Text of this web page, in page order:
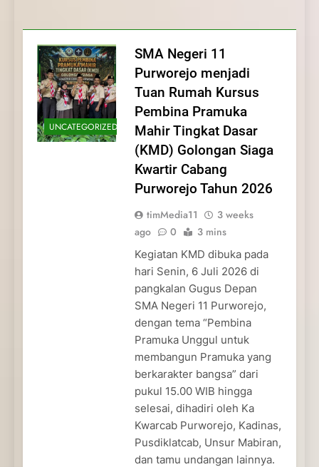
dan Pengabdian Generasi
Pramuka
Pramuka
Kepedulian
UNCATEGORIZED
SMA Negeri 11
Purworejo menjadi
Tuan Rumah Kursus
Pembina Pramuka
Mahir Tingkat Dasar
(KMD) Golongan Siaga
Kwartir Cabang
Purworejo Tahun 2026
timMedia11
3 weeks
ago
0 3 mins
Kegiatan KMD dibuka pada
hari Senin, 6 Juli 2026 di
pangkalan Gugus Depan
SMA Negeri 11 Purworejo,
dengan tema “Pembina
Pramuka Unggul untuk
membangun Pramuka yang
berkarakter bangsa” dari
pukul 15.00 WIB hingga
selesai, dihadiri oleh Ka
Kwarcab Purworejo, Kadinas,
Pusdiklatcab, Unsur Mabiran,
dan tamu undangan lainnya.